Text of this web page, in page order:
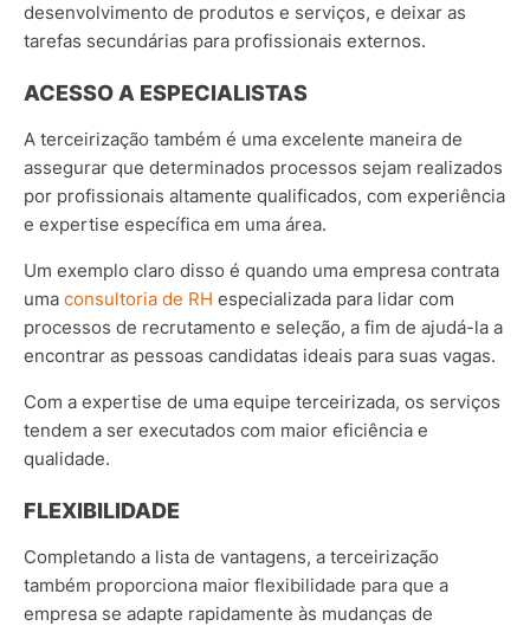
desenvolvimento de produtos e serviços, e deixar as
tarefas secundárias para profissionais externos.
ACESSO A ESPECIALISTAS
A terceirização também é uma excelente maneira de
assegurar que determinados processos sejam realizados
por profissionais altamente qualificados, com experiência
e expertise específica em uma área.
Um exemplo claro disso é quando uma empresa contrata
uma consultoria de RH especializada para lidar com
processos de recrutamento e seleção, a fim de ajudá-la a
encontrar as pessoas candidatas ideais para suas vagas.
Com a expertise de uma equipe terceirizada, os serviços
tendem a ser executados com maior eficiência e
qualidade.
FLEXIBILIDADE
Completando a lista de vantagens, a terceirização
também proporciona maior flexibilidade para que a
empresa se adapte rapidamente às mudanças de